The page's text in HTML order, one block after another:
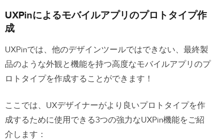
UXPinによるモバイルアプリのプロトタイプ作
成
UXPinでは、他のデザインツールではできない、最終製
品のような外観と機能を持つ高度なモバイルアプリのプ
ロトタイプを作成することができます！
ここでは、UXデザイナーがより良いプロトタイプを作
成するために使用できる3つの強力なUXPin機能をご紹
介します：